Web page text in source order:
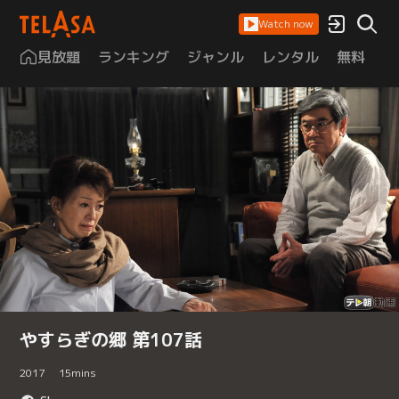
Watch now
見放題 ランキング ジャンル レンタル 無料
やすらぎの郷 第107話
2017 15mins